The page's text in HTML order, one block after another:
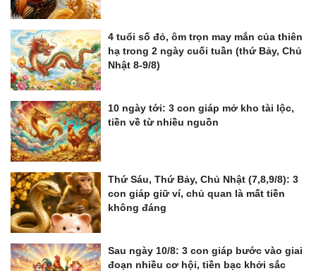
4 tuổi số đỏ, ôm trọn may mắn của thiên
hạ trong 2 ngày cuối tuần (thứ Bảy, Chủ
Nhật 8-9/8)
10 ngày tới: 3 con giáp mở kho tài lộc,
tiền về từ nhiều nguồn
Thứ Sáu, Thứ Bảy, Chủ Nhật (7,8,9/8): 3
con giáp giữ ví, chủ quan là mất tiền
không đáng
Sau ngày 10/8: 3 con giáp bước vào giai
đoạn nhiều cơ hội, tiền bạc khởi sắc